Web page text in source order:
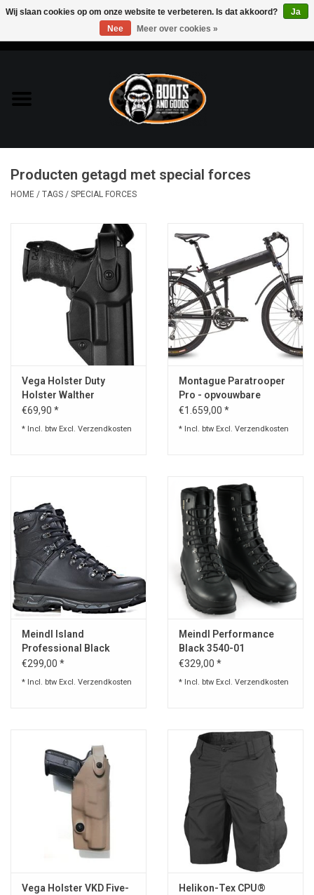
Bags & Packs
Bescherming
Messen & Multitools
Survival
Producten getagd met special forces
HOME / TAGS / SPECIAL FORCES
Vega Holster Duty
Holster Walther
PPQ/P99Q Shockwave
€69,90 *
* Incl. btw Excl. Verzendkosten
Montague Paratrooper
Pro - opvouwbare
mountainbike
€1.659,00 *
* Incl. btw Excl. Verzendkosten
Meindl Island
Professional Black
€299,00 *
* Incl. btw Excl. Verzendkosten
Meindl Performance
Black 3540-01
€329,00 *
* Incl. btw Excl. Verzendkosten
Vega Holster VKD Five-
Helikon-Tex CPU®
Wij slaan cookies op om onze website te verbeteren. Is dat akkoord?
Ja
Nee
Meer over cookies »